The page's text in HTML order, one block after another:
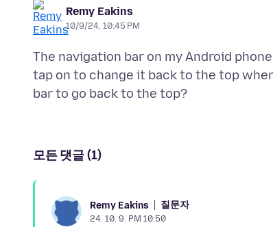
Remy Eakins
10/9/24, 10:45 PM
The navigation bar on my Android
tap on to change it back to the top
모든 댓글 (1)
Remy Eakins 질문자
24. 10. 9. PM 10:50